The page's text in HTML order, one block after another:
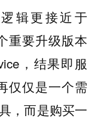
辑更接近于
重要升级版本
，结果即服
仅仅是一个需
，而是购买一